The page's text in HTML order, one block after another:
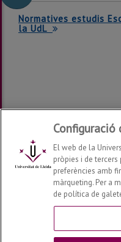
Normatives estudis
la UdL
Departament
© | Telf: +34 973
Configuració
El web de la
pròpies i de
preferències amb
màrqueting. Per a
de política de